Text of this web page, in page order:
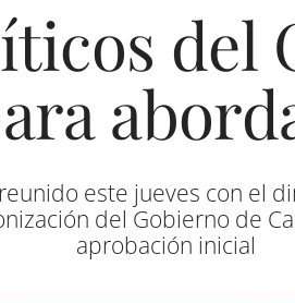
del
este jueves con el
del Gobierno de
aprobación inicial